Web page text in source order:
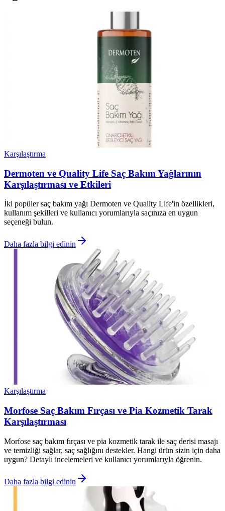
Karşılaştırma
Dermoten ve Quality Life Saç Bakım Yağlarının
Karşılaştırması ve Etkileri
İki popüler saç bakım yağı Dermoten ve Quality Life'in özellikleri,
kullanım şekilleri ve kullanıcı yorumlarıyla saçınıza en uygun
seçeneği bulun.
Daha fazla bilgi edinin
Karşılaştırma
Morfose Saç Bakım Fırçası ve Pia Kozmetik Tarak
Karşılaştırması
Morfose saç bakım fırçası ve pia kozmetik tarak ile saç derisi masajı
ve temizliği sağlar, saç sağlığını destekler. Hangi ürün sizin için daha
uygun? Detaylı incelemeleri ve kullanıcı yorumlarıyla öğrenin.
Daha fazla bilgi edinin